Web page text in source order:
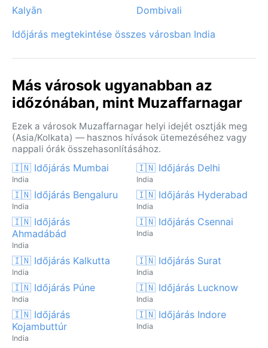
Kalyān
Dombivali
Időjárás megtekintése összes városban India
Más városok ugyanabban az
időzónában, mint Muzaffarnagar
Ezek a városok Muzaffarnagar helyi idejét osztják meg
(Asia/Kolkata) — hasznos hívások ütemezéséhez vagy
nappali órák összehasonlításához.
🇮🇳 Időjárás Mumbai
India
🇮🇳 Időjárás Delhi
India
🇮🇳 Időjárás Bengaluru
India
🇮🇳 Időjárás Hyderabad
India
🇮🇳 Időjárás
Ahmadábád
India
🇮🇳 Időjárás Csennai
India
🇮🇳 Időjárás Kalkutta
India
🇮🇳 Időjárás Surat
India
🇮🇳 Időjárás Púne
India
🇮🇳 Időjárás Lucknow
India
🇮🇳 Időjárás
Kojambuttúr
India
🇮🇳 Időjárás Indore
India